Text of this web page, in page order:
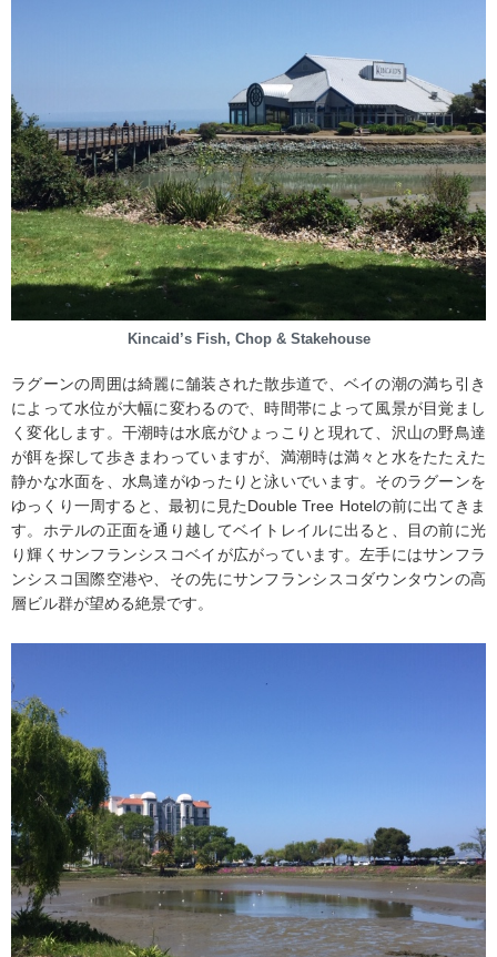
Kincaid’s Fish, Chop & Stakehouse
ラグーンの周囲は綺麗に舗装された散歩道で、ベイの潮の満ち引き
によって水位が大幅に変わるので、時間帯によって風景が目覚まし
く変化します。干潮時は水底がひょっこりと現れて、沢山の野鳥達
が餌を探して歩きまわっていますが、満潮時は満々と水をたたえた
静かな水面を、水鳥達がゆったりと泳いでいます。そのラグーンを
ゆっくり一周すると、最初に見たDouble Tree Hotelの前に出てきま
す。ホテルの正面を通り越してベイトレイルに出ると、目の前に光
り輝くサンフランシスコベイが広がっています。左手にはサンフラ
ンシスコ国際空港や、その先にサンフランシスコダウンタウンの高
層ビル群が望める絶景です。